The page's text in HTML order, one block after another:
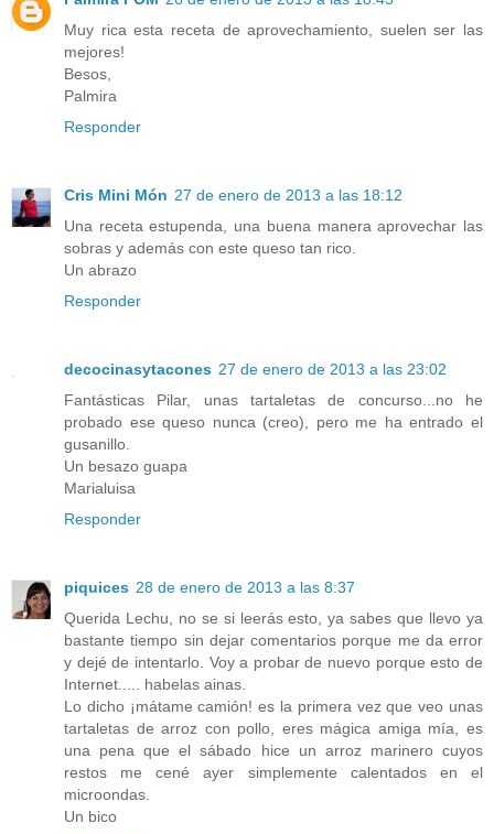
Muy rica esta receta de aprovechamiento, suelen ser las
mejores!
Besos,
Palmira
Responder
Cris Mini Món 27 de enero de 2013 a las 18:12
Una receta estupenda, una buena manera aprovechar las
sobras y además con este queso tan rico.
Un abrazo
Responder
decocinasytacones 27 de enero de 2013 a las 23:02
Fantásticas Pilar, unas tartaletas de concurso...no he
probado ese queso nunca (creo), pero me ha entrado el
gusanillo.
Un besazo guapa
Marialuisa
Responder
piquices 28 de enero de 2013 a las 8:37
Querida Lechu, no se si leerás esto, ya sabes que llevo ya
bastante tiempo sin dejar comentarios porque me da error
y dejé de intentarlo. Voy a probar de nuevo porque esto de
Internet..... habelas ainas.
Lo dicho ¡mátame camión! es la primera vez que veo unas
tartaletas de arroz con pollo, eres mágica amiga mía, es
una pena que el sábado hice un arroz marinero cuyos
restos me cené ayer simplemente calentados en el
microondas.
Un bico